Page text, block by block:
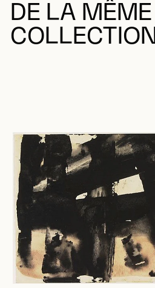
DE LA MÊME
COLLECTION